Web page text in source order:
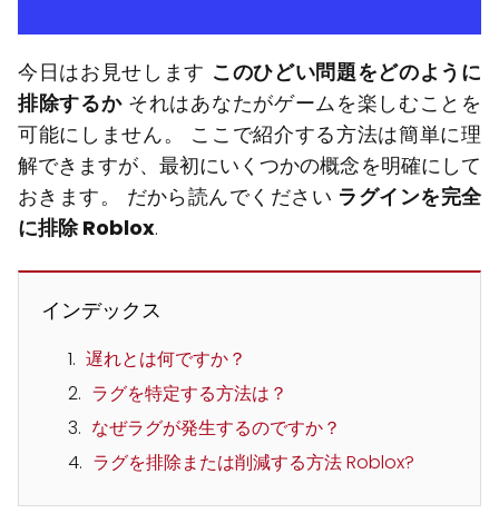
今日はお見せします このひどい問題をどのように
排除するかそれはあなたがゲームを楽しむことを
可能にしません。 ここで紹介する方法は簡単に理
解できますが、最初にいくつかの概念を明確にして
おきます。 だから読んでください ラグインを完全
に排除 Roblox.
インデックス
遅れとは何ですか？
ラグを特定する方法は？
なぜラグが発生するのですか？
ラグを排除または削減する方法 Roblox?